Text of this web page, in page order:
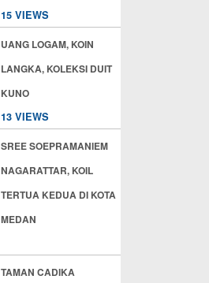
15 VIEWS
UANG LOGAM, KOIN
LANGKA, KOLEKSI DUIT
KUNO
13 VIEWS
SREE SOEPRAMANIEM
NAGARATTAR, KOIL
TERTUA KEDUA DI KOTA
MEDAN
TAMAN CADIKA